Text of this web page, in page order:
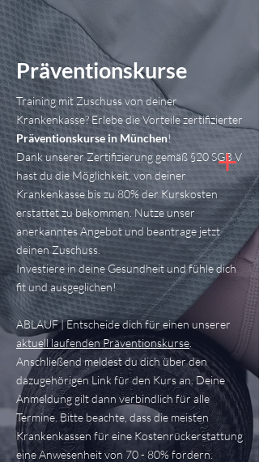
Präventionskurse
Training mit Zuschuss von deiner
Krankenkasse? Erlebe die Vorteile zertifizierter
Präventionskurse in München!
Dank unserer Zertifizierung gemäß §20 SGB V
hast du die Möglichkeit, von deiner
Krankenkasse bis zu 80% der Kurskosten
erstattet zu bekommen. Nutze unser
anerkanntes Angebot und beantrage jetzt
deinen Zuschuss.
Investiere in deine Gesundheit und fühle dich
fit und ausgeglichen!
ABLAUF | Entscheide dich für einen unserer
aktuell laufenden Präventionskurse
Anschließend meldest du dich über den
dazugehörigen Link für den Kurs an. Deine
Anmeldung gilt dann verbindlich für alle
Termine. Bitte beachte, dass die meisten
Krankenkassen für eine Kostenrückerstattung
eine Anwesenheit von 70 - 80% fordern.